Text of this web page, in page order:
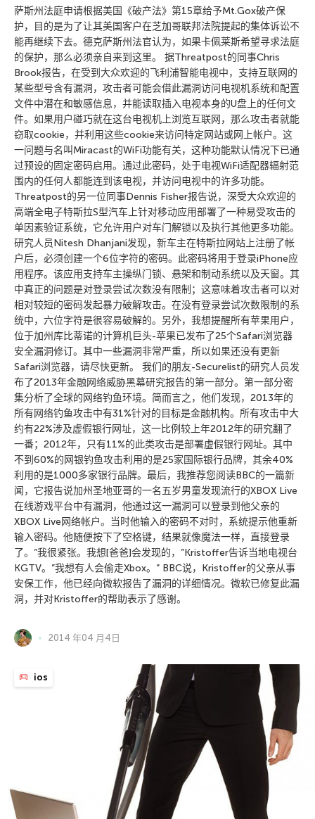
萨斯州法庭申请根据美国《破产法》第15章给予Mt.Gox破产保
护，目的是为了让其美国客户在芝加哥联邦法院提起的集体诉讼不
能再继续下去。德克萨斯州法官认为，如果卡佩莱斯希望寻求法庭
的保护，那么必须亲自来到这里。 据Threatpost的同事Chris
Brook报告，在受到大众欢迎的飞利浦智能电视中，支持互联网的
某些型号含有漏洞，攻击者可能会借此漏洞访问电视机系统和配置
文件中潜在和敏感信息，并能读取插入电视本身的U盘上的任何文
件。如果用户碰巧就在这台电视机上浏览互联网，那么攻击者就能
窃取cookie，并利用这些cookie来访问特定网站或网上帐户。这
一问题与名叫Miracast的WiFi功能有关，这种功能默认情况下已通
过预设的固定密码启用。通过此密码，处于电视WiFi适配器辐射范
围内的任何人都能连到该电视，并访问电视中的许多功能。
Threatpost的另一位同事Dennis Fisher报告说，深受大众欢迎的
高端全电子特斯拉S型汽车上针对移动应用部署了一种易受攻击的
单因素验证系统，它允许用户对车门解锁以及执行其他更多功能。
研究人员Nitesh Dhanjani发现，新车主在特斯拉网站上注册了帐
户后，必须创建一个6位字符的密码。此密码将用于登录iPhone应
用程序。该应用支持车主操纵门锁、悬架和制动系统以及天窗。其
中真正的问题是对登录尝试次数没有限制；这意味着攻击者可以对
相对较短的密码发起暴力破解攻击。在没有登录尝试次数限制的系
统中，六位字符是很容易破解的。另外，我想提醒所有苹果用户，
位于加州库比蒂诺的计算机巨头-苹果已发布了25个Safari浏览器
安全漏洞修订。其中一些漏洞非常严重，所以如果还没有更新
Safari浏览器，请尽快更新。 我们的朋友-Securelist的研究人员发
布了2013年金融网络威胁黑幕研究报告的第一部分。第一部分密
集分析了全球的网络钓鱼环境。简而言之，他们发现，2013年的
所有网络钓鱼攻击中有31%针对的目标是金融机构。所有攻击中大
约有22%涉及虚假银行网址，这一比例较上年2012年的研究翻了
一番；2012年，只有11%的此类攻击是部署虚假银行网址。其中
不到60%的网银钓鱼攻击利用的是25家国际银行品牌，其余40%
利用的是1000多家银行品牌。最后，我推荐您阅读BBC的一篇新
闻，它报告说加州圣地亚哥的一名五岁男童发现流行的XBOX Live
在线游戏平台中有漏洞，他通过这一漏洞可以登录到他父亲的
XBOX Live网络帐户。当时他输入的密码不对时，系统提示他重新
输入密码。他随便按下了空格键，结果就像魔法一样，直接登录
了。”我很紧张。我想[爸爸]会发现的，”Kristoffer告诉当地电视台
KGTV。”我想有人会偷走Xbox。” BBC说，Kristoffer的父亲从事
安保工作，他已经向微软报告了漏洞的详细情况。微软已修复此漏
洞，并对Kristoffer的帮助表示了感谢。
2014 年04 月4日
ios